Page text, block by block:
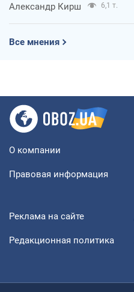
Александр Кирш 6,1 т.
Все мнения
О компании
Правовая информация
Реклама на сайте
Редакционная политика